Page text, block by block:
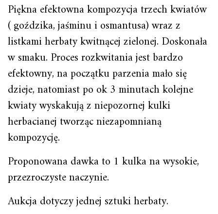
Piękna efektowna kompozycja trzech kwiatów
( goździka, jaśminu i osmantusa) wraz z
listkami herbaty kwitnącej zielonej. Doskonała
w smaku. Proces rozkwitania jest bardzo
efektowny, na początku parzenia mało się
dzieje, natomiast po ok 3 minutach kolejne
kwiaty wyskakują z niepozornej kulki
herbacianej tworząc niezapomnianą
kompozycję.
Proponowana dawka to 1 kulka na wysokie,
przezroczyste naczynie.
Aukcja dotyczy jednej sztuki herbaty.